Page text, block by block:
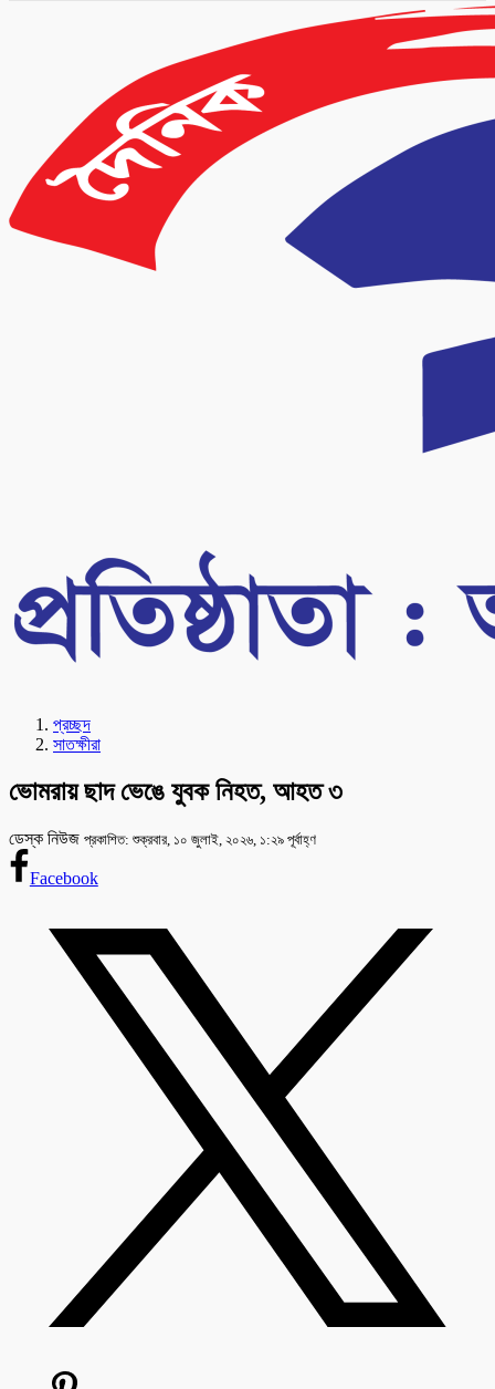
প্রচ্ছদ
সাতক্ষীরা
ভোমরায় ছাদ ভেঙে যুবক নিহত, আহত ৩
ডেস্ক নিউজ প্রকাশিত: শুক্রবার, ১০ জুলাই, ২০২৬, ১:২৯ পূর্বাহ্ণ
Facebook